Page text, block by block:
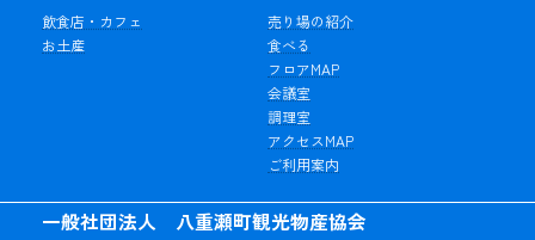
一般社団法人 八重瀬町観光物産協会
飲食店・カフェ
お土産
売り場の紹介
食べる
フロアMAP
会議室
調理室
アクセスMAP
ご利用案内